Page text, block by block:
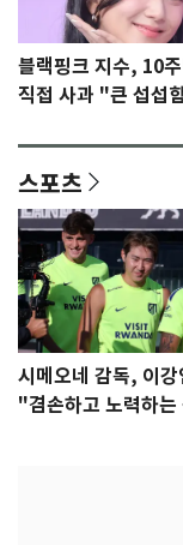
블랙핑크 지수, 10
직접 사과 "큰 섭섭
스포츠
시메오네 감독, 이강
"겸손하고 노력하